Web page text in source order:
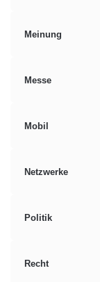
Meinung
Messe
Mobil
Netzwerke
Politik
Recht